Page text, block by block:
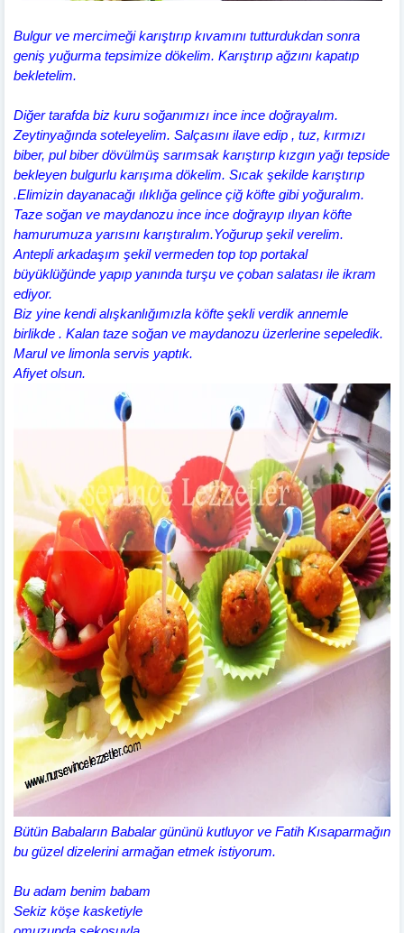
Bulgur ve mercimeği karıştırıp kıvamını tutturdukdan sonra
geniş yuğurma tepsimize dökelim. Karıştırıp ağzını kapatıp
bekletelim.
Diğer tarafda biz kuru soğanımızı ince ince doğrayalım.
Zeytinyağında soteleyelim. Salçasını ilave edip , tuz, kırmızı
biber, pul biber dövülmüş sarımsak karıştırıp kızgın yağı tepside
bekleyen bulgurlu karışıma dökelim. Sıcak şekilde karıştırıp
.Elimizin dayanacağı ılıklığa gelince çiğ köfte gibi yoğuralım.
Taze soğan ve maydanozu ince ince doğrayıp ılıyan köfte
hamurumuza yarısını karıştıralım.Yoğurup şekil verelim.
Antepli arkadaşım şekil vermeden top top portakal
büyüklüğünde yapıp yanında turşu ve çoban salatası ile ikram
ediyor.
Biz yine kendi alışkanlığımızla köfte şekli verdik annemle
birlikde . Kalan taze soğan ve maydanozu üzerlerine sepeledik.
Marul ve limonla servis yaptık.
Afiyet olsun.
Bütün Babaların Babalar gününü kutluyor ve Fatih Kısaparmağın
bu güzel dizelerini armağan etmek istiyorum.
Bu adam benim babam
Sekiz köşe kasketiyle